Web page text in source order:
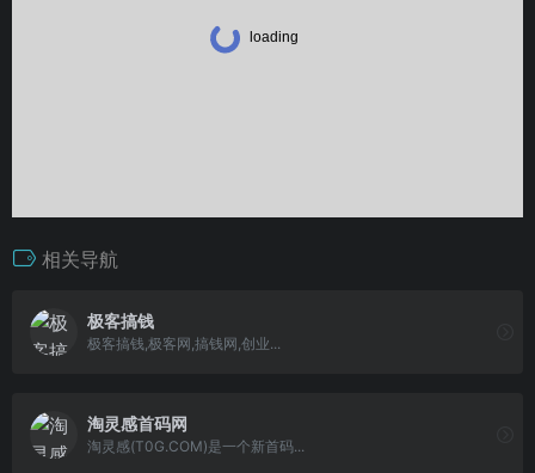
相关导航
极客搞钱
极客搞钱,极客网,搞钱网,创业...
淘灵感首码网
淘灵感(T0G.COM)是一个新首码...